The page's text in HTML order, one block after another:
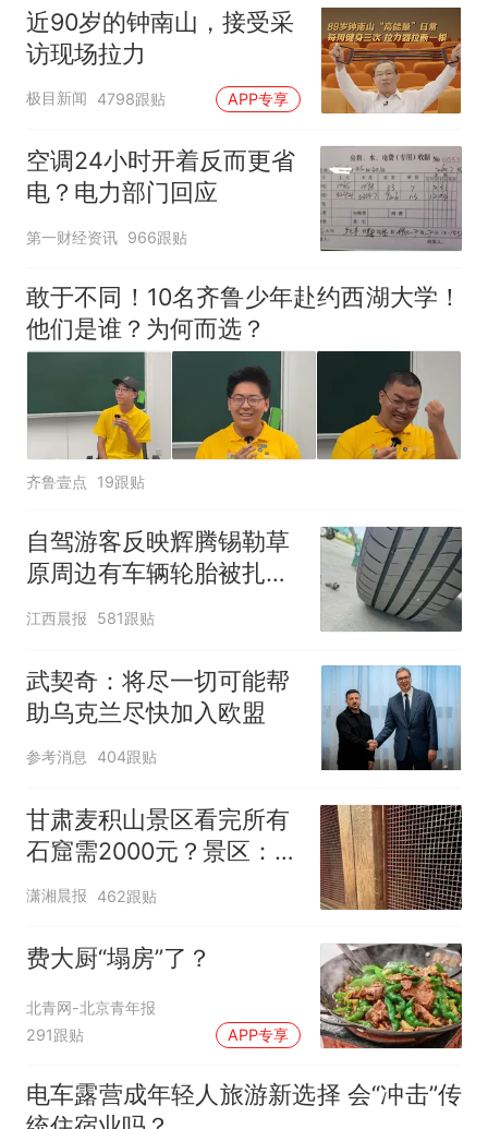
近90岁的钟南山，接受采
访现场拉力
极目新闻 4798跟贴 APP专享
空调24小时开着反而更省
电？电力部门回应
第一财经资讯 966跟贴
敢于不同！10名齐鲁少年赴约西湖大学！
他们是谁？为何而选？
齐鲁壹点 19跟贴
自驾游客反映辉腾锡勒草
原周边有车辆轮胎被扎，
修理店铺换胎价格高达千
江西晨报 581跟贴
武契奇：将尽一切可能帮
助乌克兰尽快加入欧盟
参考消息 404跟贴
甘肃麦积山景区看完所有
石窟需2000元？景区：部
分石窟受特别保护，游客
潇湘晨报 462跟贴
费大厨“塌房”了？
北青网-北京青年报
291跟贴
APP专享
电车露营成年轻人旅游新选择 会“冲击”传